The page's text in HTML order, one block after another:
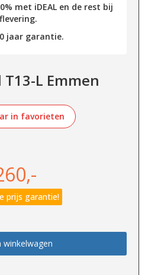
met iDEAL en de rest bij
jaar garantie.
L Emmen
in favorieten
prijs garantie!
winkelwagen